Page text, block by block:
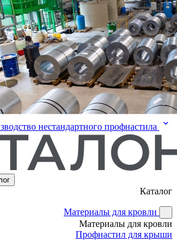
нестандартного профнастила
Каталог
Материалы для кровли
Материалы для кровли
Профнастил для крыши